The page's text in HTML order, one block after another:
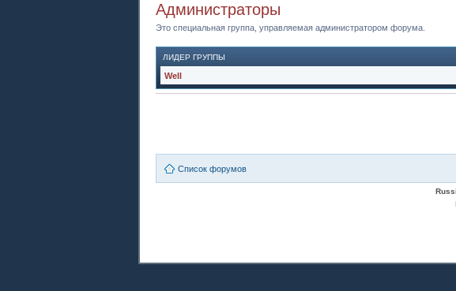
Администраторы
Это специальная группа, управляемая администратором форума.
ЛИДЕР ГРУППЫ
Well
Список форумов